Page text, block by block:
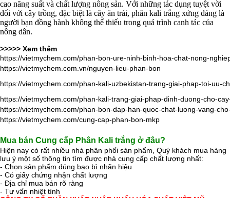
cao năng suất và chất lượng nông sản. Với những tác dụng tuyệt vời
đối với cây trồng, đặc biệt là cây ăn trái, phân kali trắng xứng đáng là
người bạn đồng hành không thể thiếu trong quá trình canh tác của
nông dân.
>>>>> Xem thêm
https://vietmychem.com/phan-bon-ure-ninh-binh-hoa-chat-nong-
https://vietmychem.com.vn/nguyen-lieu-phan-bon
https://vietmychem.com/phan-kali-uzbekistan-trang-giai-phap-toi-uu-
https://vietmychem.com/phan-kali-trang-giai-phap-dinh-duong-cho-
https://vietmychem.com/phan-bon-dap-han-quoc-chat-luong-vang-
https://vietmychem.com/cung-cap-phan-bon-mkp
Mua bán Cung cấp Phân Kali trắng ở đâu?
Hiện nay có rất nhiều nhà phân phối sản phẩm, Quý khách mua hàng
lưu ý một số thông tin tìm được nhà cung cấp chất lượng nhất:
- Chọn sản phẩm đúng bao bì nhãn hiệu
- Có giấy chứng nhận chất lượng
- Địa chỉ mua bán rõ ràng
- Tư vấn nhiệt tình